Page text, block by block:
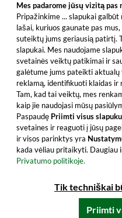
Mes padarome jūsų vizitą pas
Pripažinkime ... slapukai
lašai, kuriuos gaunate pas
suteiktų jums geriausią patirtį.
slapukai. Mes naudojame
svetainės veiktų patikimai ir
galėtume jums pateikti
reklamą, identifikuoti klaidas
Tam, kad tai veiktų, mes
kaip jie naudojasi mūsų
Paspaudę Priimti visus
svetaines ir reaguoti į jūsų
ir visos parinktys yra
kada vėliau pritaikyti. Daugiau
Privatumo politikoje.
Tik techniškai
Priimti